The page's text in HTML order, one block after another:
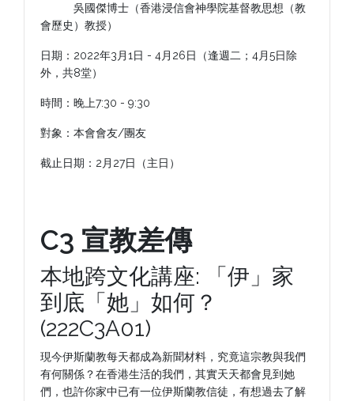
吳國傑博士（香港浸信會神學院基督教思想（教
會歷史）教授）
日期：2022年3月1日 - 4月26日（逢週二；4月5日除
外，共8堂）
時間：晚上7:30 - 9:30
對象：本會會友/團友
截止日期：2月27日（主日）
C3 宣教差傳
本地跨文化講座: 「伊」家
到底「她」如何？
(222C3A01)
現今伊斯蘭教每天都成為新聞材料，究竟這宗教與我們
有何關係？在香港生活的我們，其實天天都會見到她
們，也許你家中已有一位伊斯蘭教信徒，有想過去了解